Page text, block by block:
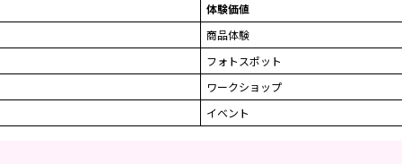
体験価値
商品体験
フォトスポット
ワークショップ
イベント